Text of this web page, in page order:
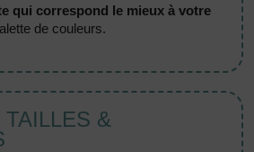
qui correspond le mieux à votre
de couleurs.
TAILLES &